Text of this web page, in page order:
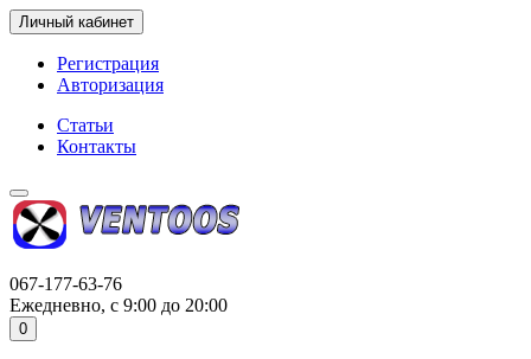
Личный кабинет
Регистрация
Авторизация
Статьи
Контакты
067-177-63-76
Ежедневно, с 9:00 до 20:00
0